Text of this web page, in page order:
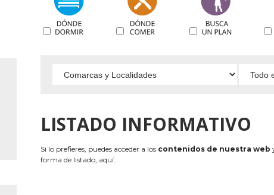
LISTADO INFORMATIVO
Si lo prefieres, puedes acceder a los contenidos de nuestra web
forma de listado, aquí: